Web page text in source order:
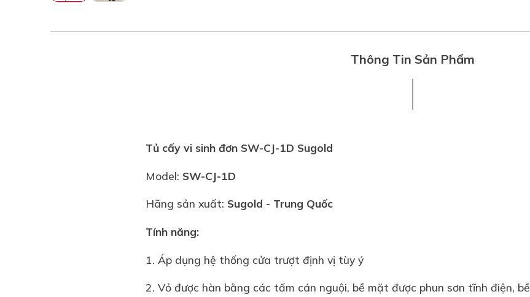
Thông Tin Sản Phẩm
Tủ cấy vi sinh đơn SW-CJ-1D Sugold
Model: SW-CJ-1D
Hãng sản xuất: Sugold - Trung Quốc
Tính năng:
1. Áp dụng hệ thống cửa trượt định vị tùy ý
2. Vỏ được hàn bằng các tấm cán nguội, bề mặt được phun sơn tĩnh điện,